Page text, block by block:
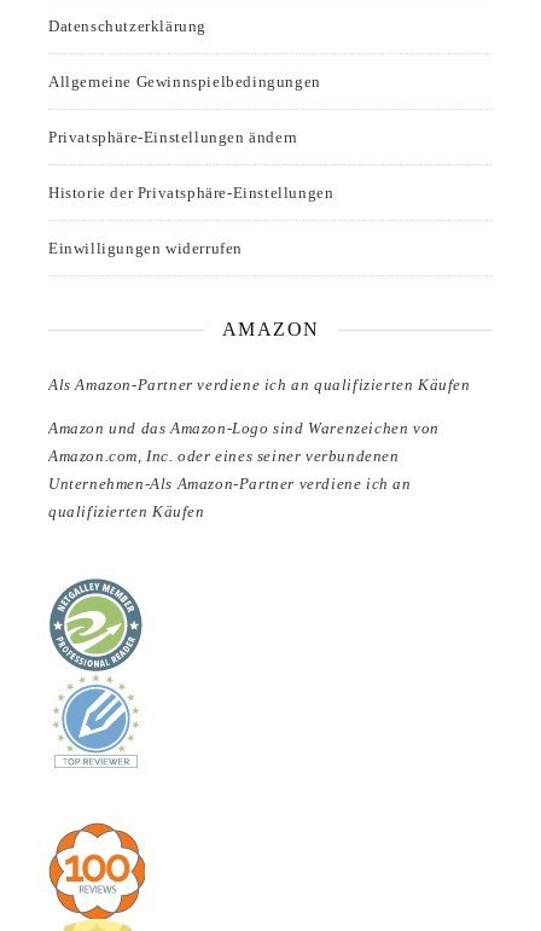
Datenschutzerklärung
Allgemeine Gewinnspielbedingungen
Privatsphäre-Einstellungen ändern
Historie der Privatsphäre-Einstellungen
Einwilligungen widerrufen
AMAZON
Als Amazon-Partner verdiene ich an qualifizierten Käufen
Amazon und das Amazon-Logo sind Warenzeichen von
Amazon.com, Inc. oder eines seiner verbundenen
Unternehmen-Als Amazon-Partner verdiene ich an
qualifizierten Käufen